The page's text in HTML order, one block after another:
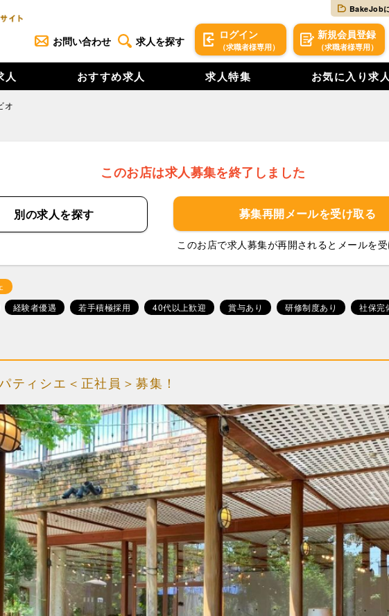
BakeJob
お問い合わせ 求人を探す ログイン
（求職者様専用）
新規会員登録
（求職者様専用）
人 おすすめ求人 求人特集 お気に入り求人
オ
このお店は求人募集を終了しました
別の求人を探す 募集再開メールを受け取る
このお店で求人募集が再開されるとメールを
経験者優遇 若手積極採用 40代以上歓迎 賞与あり 研修制度あり 社保完
ティシエ＜正社員＞募集！